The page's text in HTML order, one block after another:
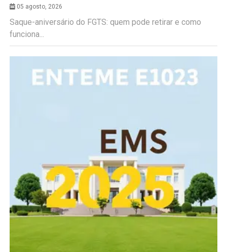
05 agosto, 2026
Saque-aniversário do FGTS: quem pode retirar e como
funciona...